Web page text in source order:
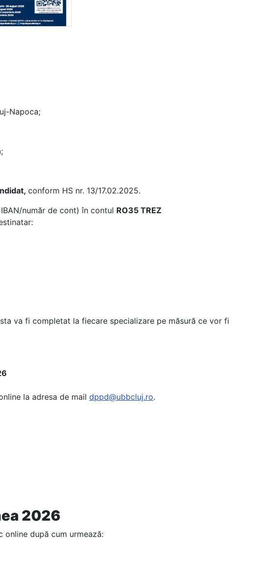
Napoca;
conform HS nr. 13/17.02.2025.
număr de cont) în contul RO35 TREZ
va fi completat la fiecare specializare pe măsură ce vor fi
la adresa de mail dppd@ubbcluj.ro.
2026
online după cum urmează: